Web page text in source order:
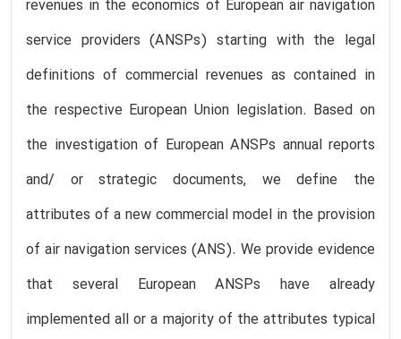
revenues in the economics of European air navigation
service providers (ANSPs) starting with the legal
definitions of commercial revenues as contained in
the respective European Union legislation. Based on
the investigation of European ANSPs annual reports
and/ or strategic documents, we define the
attributes of a new commercial model in the provision
of air navigation services (ANS). We provide evidence
that several European ANSPs have already
implemented all or a majority of the attributes typical